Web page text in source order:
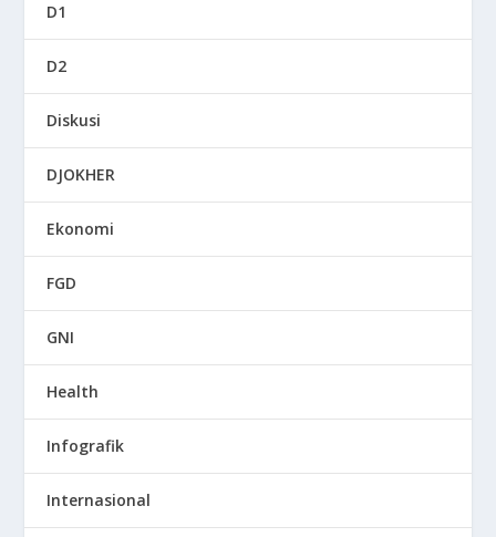
D1
D2
Diskusi
DJOKHER
Ekonomi
FGD
GNI
Health
Infografik
Internasional